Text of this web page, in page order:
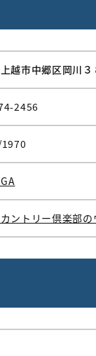
越市中郷区岡川３
2456
ントリー倶楽部